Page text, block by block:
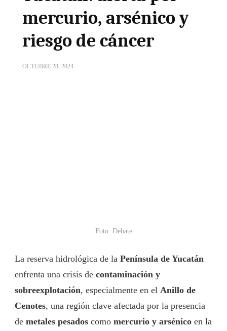
mercurio, arsénico y
riesgo de cáncer
OCTUBRE 28, 2024
Foto: Debate
La reserva hidrológica de la Península de Yucatán
enfrenta una crisis de contaminación y
sobreexplotación, especialmente en el Anillo de
Cenotes, una región clave afectada por la presencia
de metales pesados como mercurio y arsénico en la